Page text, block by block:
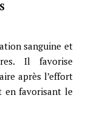
sanguine et
Il favorise
après l’effort
en favorisant le